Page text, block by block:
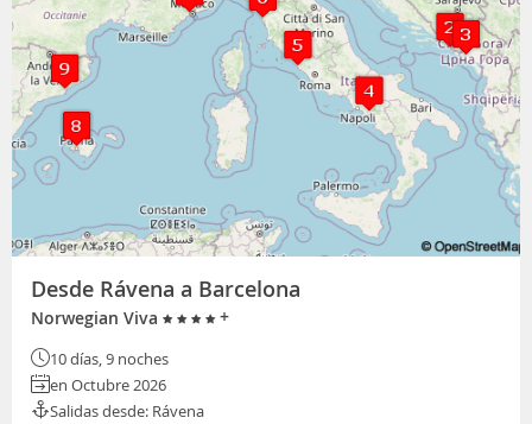
Desde Rávena a Barcelona
Norwegian Viva +
10 días, 9 noches
en Octubre 2026
Salidas desde: Rávena